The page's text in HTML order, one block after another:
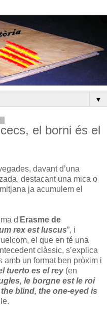
▼
el borni és el
davant d’una
destacant una mica o
ja acumulem el
d'Erasme de
rex est luscus”, i
el que en té una
clàssic, s’explica
un format ben pròxim i
tuerto es el rey(en
le borgne est le roi
blind, the one-eyed is